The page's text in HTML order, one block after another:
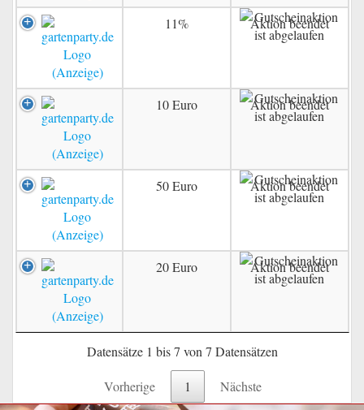
11% Aktion beendet
10 Euro Aktion beendet
50 Euro Aktion beendet
20 Euro Aktion beendet
Datensätze 1 bis 7 von 7 Datensätzen
Vorherige 1 Nächste